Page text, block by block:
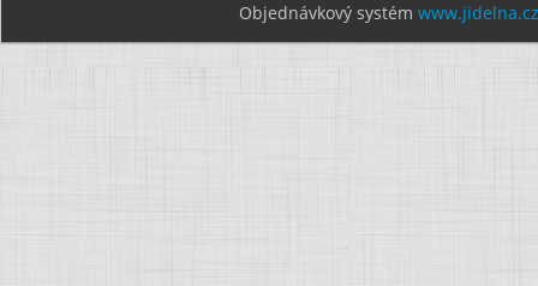
Objednávkový systém www.jidelna.cz